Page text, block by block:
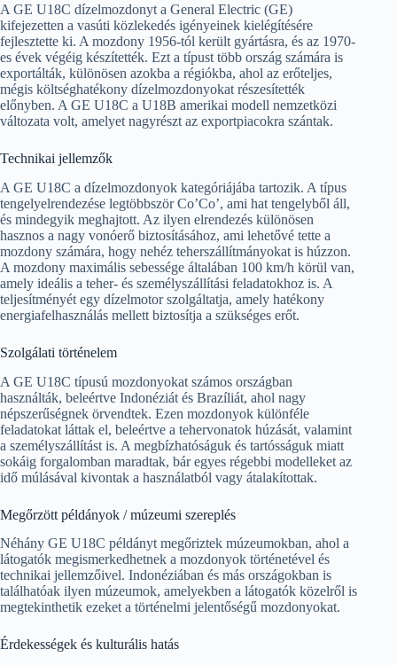
A GE U18C dízelmozdonyt a General Electric (GE)
kifejezetten a vasúti közlekedés igényeinek kielégítésére
fejlesztette ki. A mozdony 1956-tól került gyártásra, és az 1970-
es évek végéig készítették. Ezt a típust több ország számára is
exportálták, különösen azokba a régiókba, ahol az erőteljes,
mégis költséghatékony dízelmozdonyokat részesítették
előnyben. A GE U18C a U18B amerikai modell nemzetközi
változata volt, amelyet nagyrészt az exportpiacokra szántak.
Technikai jellemzők
A GE U18C a dízelmozdonyok kategóriájába tartozik. A típus
tengelyelrendezése legtöbbször Co’Co’, ami hat tengelyből áll,
és mindegyik meghajtott. Az ilyen elrendezés különösen
hasznos a nagy vonóerő biztosításához, ami lehetővé tette a
mozdony számára, hogy nehéz teherszállítmányokat is húzzon.
A mozdony maximális sebessége általában 100 km/h körül van,
amely ideális a teher- és személyszállítási feladatokhoz is. A
teljesítményét egy dízelmotor szolgáltatja, amely hatékony
energiafelhasználás mellett biztosítja a szükséges erőt.
Szolgálati történelem
A GE U18C típusú mozdonyokat számos országban
használták, beleértve Indonéziát és Brazíliát, ahol nagy
népszerűségnek örvendtek. Ezen mozdonyok különféle
feladatokat láttak el, beleértve a tehervonatok húzását, valamint
a személyszállítást is. A megbízhatóságuk és tartósságuk miatt
sokáig forgalomban maradtak, bár egyes régebbi modelleket az
idő múlásával kivontak a használatból vagy átalakítottak.
Megőrzött példányok / múzeumi szereplés
Néhány GE U18C példányt megőriztek múzeumokban, ahol a
látogatók megismerkedhetnek a mozdonyok történetével és
technikai jellemzőivel. Indonéziában és más országokban is
találhatóak ilyen múzeumok, amelyekben a látogatók közelről is
megtekinthetik ezeket a történelmi jelentőségű mozdonyokat.
Érdekességek és kulturális hatás